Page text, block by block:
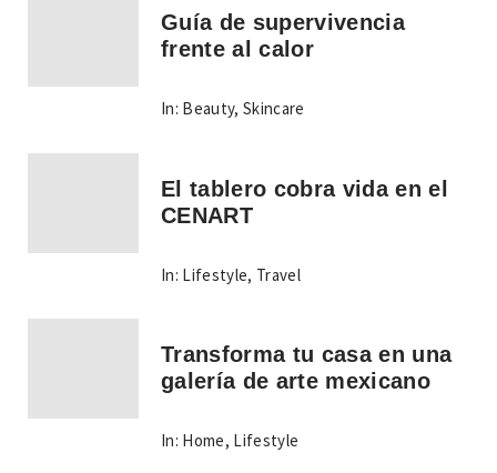
Guía de supervivencia
frente al calor
In: Beauty,Skincare
El tablero cobra vida en el
CENART
In: Lifestyle, Travel
Transforma tu casa en una
galería de arte mexicano
In: Home, Lifestyle